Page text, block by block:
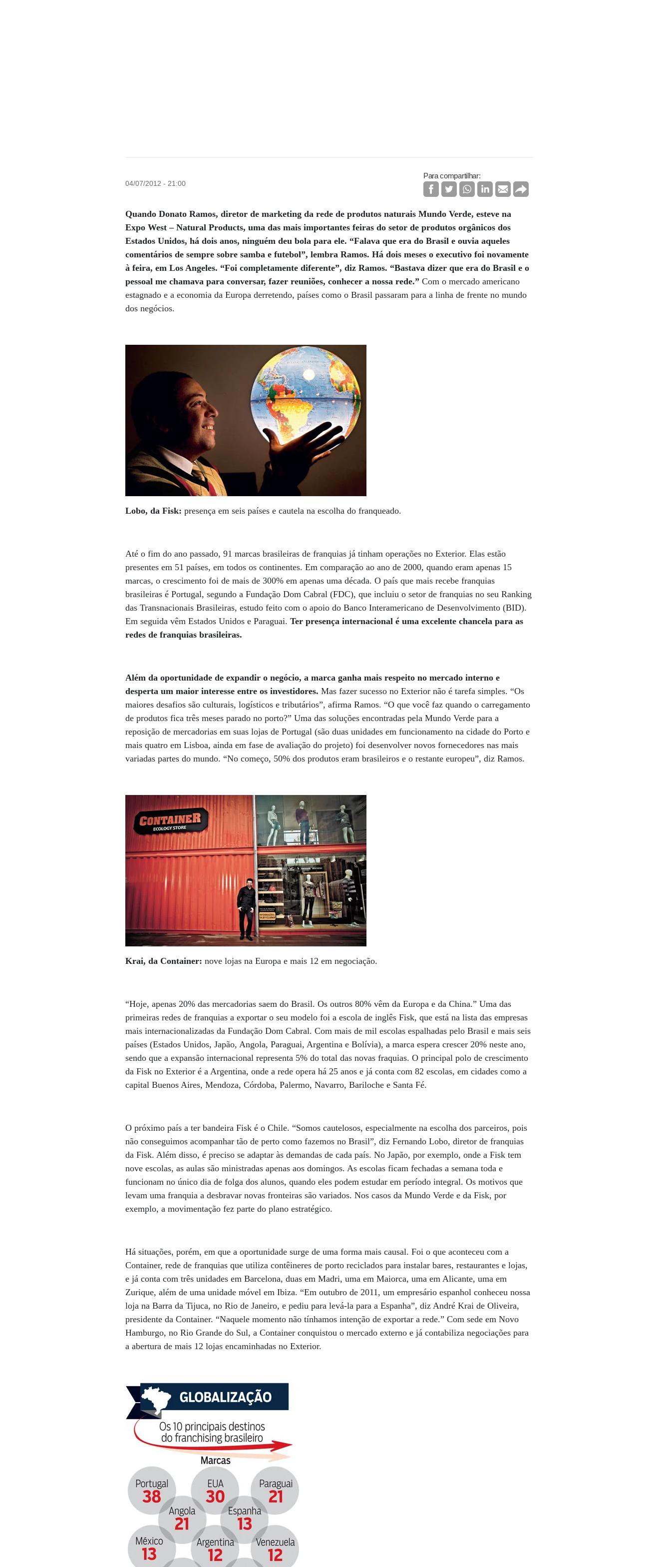
04/07/2012 - 21:00
Para compartilhar:
Quando Donato Ramos, diretor de marketing da rede de produtos naturais Mundo Verde, esteve na
Expo West – Natural Products, uma das mais importantes feiras do setor de produtos orgânicos dos
Estados Unidos, há dois anos, ninguém deu bola para ele. “Falava que era do Brasil e ouvia aqueles
comentários de sempre sobre samba e futebol”, lembra Ramos. Há dois meses o executivo foi novamente
à feira, em Los Angeles. “Foi completamente diferente”, diz Ramos. “Bastava dizer que era do Brasil e o
pessoal me chamava para conversar, fazer reuniões, conhecer a nossa rede.”Com o mercado americano
estagnado e a economia da Europa derretendo, países como o Brasil passaram para a linha de frente no mundo
dos negócios.
Lobo, da Fisk:presença em seis países e cautela na escolha do franqueado.
Até o fim do ano passado, 91 marcas brasileiras de franquias já tinham operações no Exterior. Elas estão
presentes em 51 países, em todos os continentes. Em comparação ao ano de 2000, quando eram apenas 15
marcas, o crescimento foi de mais de 300% em apenas uma década. O país que mais recebe franquias
brasileiras é Portugal, segundo a Fundação Dom Cabral (FDC), que incluiu o setor de franquias no seu Ranking
das Transnacionais Brasileiras, estudo feito com o apoio do Banco Interamericano de Desenvolvimento (BID).
Em seguida vêm Estados Unidos e Paraguai.Ter presença internacional é uma excelente chancela para as
redes de franquias brasileiras.
Além da oportunidade de expandir o negócio, a marca ganha mais respeito no mercado interno e
desperta um maior interesse entre os investidores. Mas fazer sucesso no Exterior não é tarefa simples. “Os
maiores desafios são culturais, logísticos e tributários”, afirma Ramos. “O que você faz quando o carregamento
de produtos fica três meses parado no porto?” Uma das soluções encontradas pela Mundo Verde para a
reposição de mercadorias em suas lojas de Portugal (são duas unidades em funcionamento na cidade do Porto e
mais quatro em Lisboa, ainda em fase de avaliação do projeto) foi desenvolver novos fornecedores nas mais
variadas partes do mundo. “No começo, 50% dos produtos eram brasileiros e o restante europeu”, diz Ramos.
Krai, da Container:nove lojas na Europa e mais 12 em negociação.
“Hoje, apenas 20% das mercadorias saem do Brasil. Os outros 80% vêm da Europa e da China.” Uma das
primeiras redes de franquias a exportar o seu modelo foi a escola de inglês Fisk, que está na lista das empresas
mais internacionalizadas da Fundação Dom Cabral. Com mais de mil escolas espalhadas pelo Brasil e mais seis
países (Estados Unidos, Japão, Angola, Paraguai, Argentina e Bolívia), a marca espera crescer 20% neste ano,
sendo que a expansão internacional representa 5% do total das novas fraquias. O principal polo de crescimento
da Fisk no Exterior é a Argentina, onde a rede opera há 25 anos e já conta com 82 escolas, em cidades como a
capital Buenos Aires, Mendoza, Córdoba, Palermo, Navarro, Bariloche e Santa Fé.
O próximo país a ter bandeira Fisk é o Chile. “Somos cautelosos, especialmente na escolha dos parceiros, pois
não conseguimos acompanhar tão de perto como fazemos no Brasil”, diz Fernando Lobo, diretor de franquias
da Fisk. Além disso, é preciso se adaptar às demandas de cada país. No Japão, por exemplo, onde a Fisk tem
nove escolas, as aulas são ministradas apenas aos domingos. As escolas ficam fechadas a semana toda e
funcionam no único dia de folga dos alunos, quando eles podem estudar em período integral. Os motivos que
levam uma franquia a desbravar novas fronteiras são variados. Nos casos da Mundo Verde e da Fisk, por
exemplo, a movimentação fez parte do plano estratégico.
Há situações, porém, em que a oportunidade surge de uma forma mais causal. Foi o que aconteceu com a
Container, rede de franquias que utiliza contêineres de porto reciclados para instalar bares, restaurantes e lojas,
e já conta com três unidades em Barcelona, duas em Madri, uma em Maiorca, uma em Alicante, uma em
Zurique, além de uma unidade móvel em Ibiza. “Em outubro de 2011, um empresário espanhol conheceu nossa
loja na Barra da Tijuca, no Rio de Janeiro, e pediu para levá-la para a Espanha”, diz André Krai de Oliveira,
presidente da Container. “Naquele momento não tínhamos intenção de exportar a rede.” Com sede em Novo
Hamburgo, no Rio Grande do Sul, a Container conquistou o mercado externo e já contabiliza negociações para
a abertura de mais 12 lojas encaminhadas no Exterior.